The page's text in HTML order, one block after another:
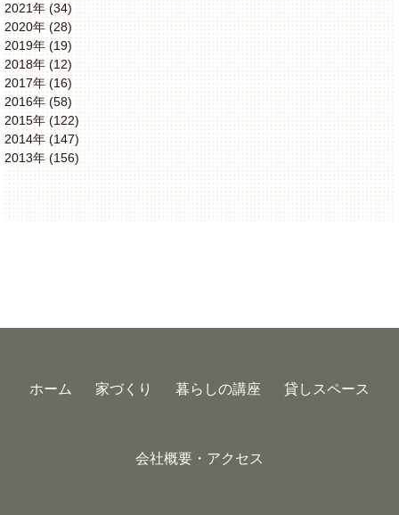
2021年 (34)
2020年 (28)
2019年 (19)
2018年 (12)
2017年 (16)
2016年 (58)
2015年 (122)
2014年 (147)
2013年 (156)
ホーム 家づくり 暮らしの講座 貸しスペース
会社概要・アクセス